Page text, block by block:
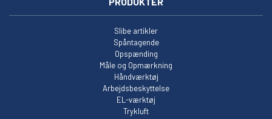
Slibe artikler
Spåntagende
Opspænding
Måle og Opmærkning
Håndværktøj
Arbejdsbeskyttelse
EL-værktøj
Trykluft